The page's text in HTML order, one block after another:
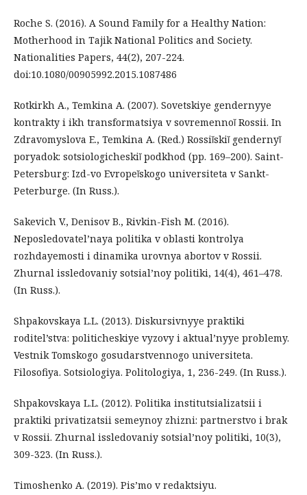
Roche S. (2016). A Sound Family for a Healthy Nation:
Motherhood in Tajik National Politics and Society.
Nationalities Papers, 44(2), 207-224.
doi:10.1080/00905992.2015.1087486
Rotkirkh A., Temkina A. (2007). Sovetskiye gendernyye
kontrakty i ikh transformatsiya v sovremennoĭ Rossii. In
Zdravomyslova E., Temkina A. (Red.) Rossiĭskiĭ gendernyĭ
poryadok: sotsiologicheskiĭ podkhod (pp. 169–200). Saint-
Petersburg: Izd-vo Evropeĭskogo universiteta v Sankt-
Peterburge. (In Russ.).
Sakevich V., Denisov B., Rivkin-Fish M. (2016).
Neposledovatel’naya politika v oblasti kontrolya
rozhdayemosti i dinamika urovnya abortov v Rossii.
Zhurnal issledovaniy sotsial’noy politiki, 14(4), 461–478.
(In Russ.).
Shpakovskaya L.L. (2013). Diskursivnyye praktiki
roditel’stva: politicheskiye vyzovy i aktual’nyye problemy.
Vestnik Tomskogo gosudarstvennogo universiteta.
Filosofiya. Sotsiologiya. Politologiya, 1, 236-249. (In Russ.).
Shpakovskaya L.L. (2012). Politika institutsializatsii i
praktiki privatizatsii semeynoy zhizni: partnerstvo i brak
v Rossii. Zhurnal issledovaniy sotsial’noy politiki, 10(3),
309-323. (In Russ.).
Timoshenko A. (2019). Pis’mo v redaktsiyu.